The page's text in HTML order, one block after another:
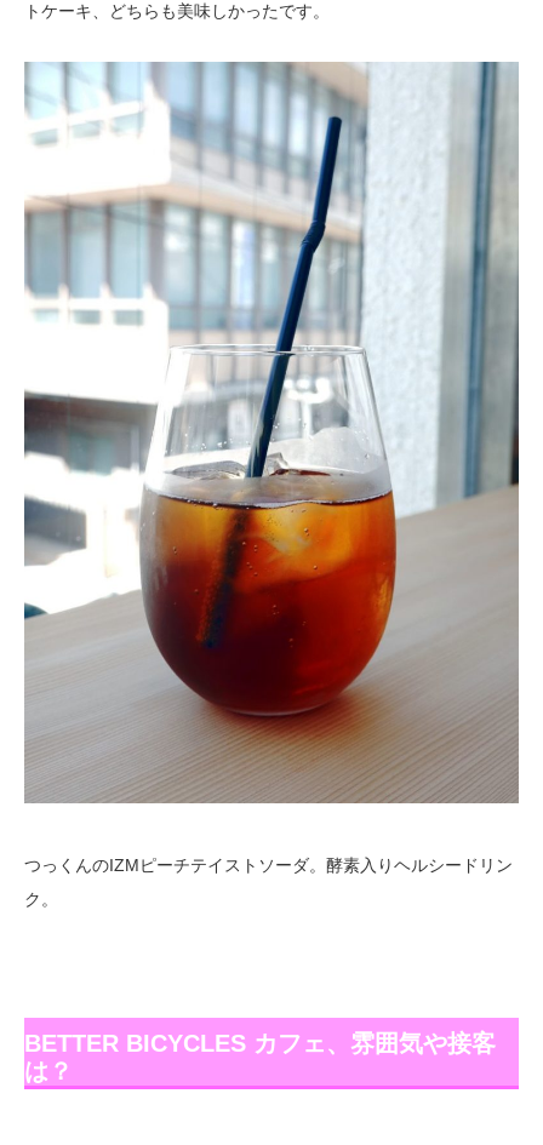
トケーキ、どちらも美味しかったです。
つっくんのIZMピーチテイストソーダ。酵素入りヘルシードリン
ク。
BETTER BICYCLES カフェ、雰囲気や接客
は？